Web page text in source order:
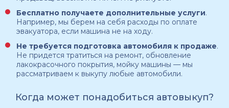
Бесплатно получаете дополнительные услуги.
Например, мы берем на себя расходы по оплате
эвакуатора, если машина не на ходу.
Не требуется подготовка автомобиля к продаже.
Не придется тратиться на ремонт, обновление
лакокрасочного покрытия, мойку машины — мы
рассматриваем к выкупу любые автомобили.
Когда может понадобиться автовыкуп?